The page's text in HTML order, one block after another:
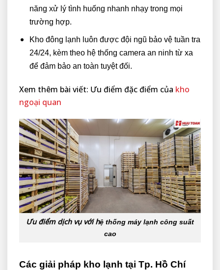
năng xử lý tình huống nhanh nhạy trong mọi
trường hợp.
Kho đông lạnh luôn được đội ngũ bảo vệ tuần tra
24/24, kèm theo hệ thống camera an ninh từ xa
để đảm bảo an toàn tuyệt đối.
Xem thêm bài viết: Ưu điểm đặc điểm của kho
ngoại quan
Ưu điểm dịch vụ với hệ thống máy lạnh công suất
cao
Các giải pháp kho lạnh tại Tp. Hồ Chí